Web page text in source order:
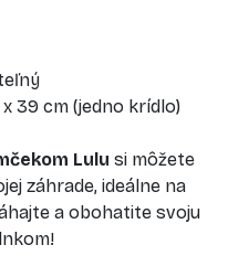
x 39 cm (jedno krídlo)
Lulu si môžete
záhrade, ideálne na
a obohatite svoju